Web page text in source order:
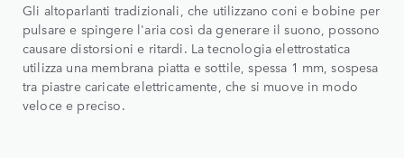
Gli altoparlanti tradizionali, che utilizzano coni e bobine per
pulsare e spingere l'aria così da generare il suono, possono
causare distorsioni e ritardi. La tecnologia elettrostatica
utilizza una membrana piatta e sottile, spessa 1 mm, sospesa
tra piastre caricate elettricamente, che si muove in modo
veloce e preciso.